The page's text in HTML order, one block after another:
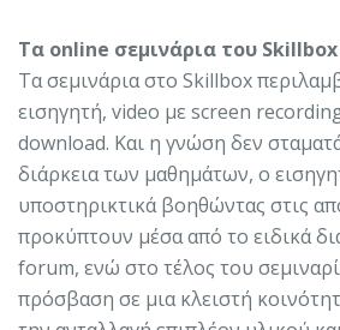
Τα online σεμινάρια του Skillbox
Τα σεμινάρια στο Skillbox
εισηγητή, video με screen
download. Και η γνώση δεν
διάρκεια των μαθημάτων, ο
υποστηρικτικά βοηθώντας στις
προκύπτουν μέσα από το ειδικά
forum, ενώ στο τέλος του
πρόσβαση σε μια κλειστή